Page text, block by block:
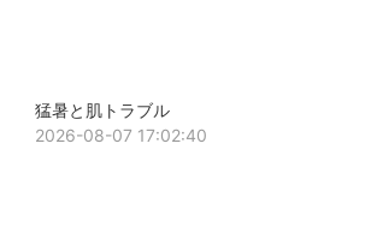
猛暑と肌トラブル
2026-08-07 17:02:40